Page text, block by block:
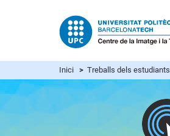
Inici > Treballs dels estudiants